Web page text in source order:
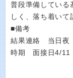
普段準備している
しく、落ち着いて
■備考
結果連絡 当日夜
時期 面接日4/11